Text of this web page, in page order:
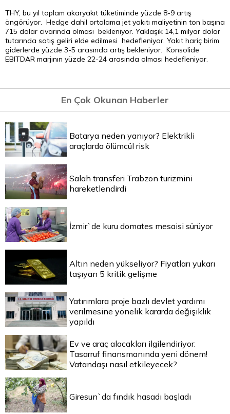
THY, bu yıl toplam akaryakıt tüketiminde yüzde 8-9 artış
öngörüyor. Hedge dahil ortalama jet yakıtı maliyetinin ton başına
715 dolar civarında olması bekleniyor. Yaklaşık 14,1 milyar dolar
tutarında satış geliri elde edilmesi hedefleniyor. Yakıt hariç birim
giderlerde yüzde 3-5 arasında artış bekleniyor. Konsolide
EBITDAR marjının yüzde 22-24 arasında olması hedefleniyor.
En Çok Okunan Haberler
Batarya neden yanıyor? Elektrikli
araçlarda ölümcül risk
Salah transferi Trabzon turizmini
hareketlendirdi
İzmir`de kuru domates mesaisi sürüyor
Altın neden yükseliyor? Fiyatları yukarı
taşıyan 5 kritik gelişme
Yatırımlara proje bazlı devlet yardımı
verilmesine yönelik kararda değişiklik
yapıldı
Ev ve araç alacakları ilgilendiriyor:
Tasarruf finansmanında yeni dönem!
Vatandaşı nasıl etkileyecek?
Giresun`da fındık hasadı başladı